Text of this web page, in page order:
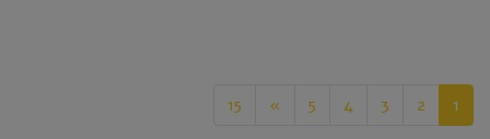
1
2
3
4
5
»
15